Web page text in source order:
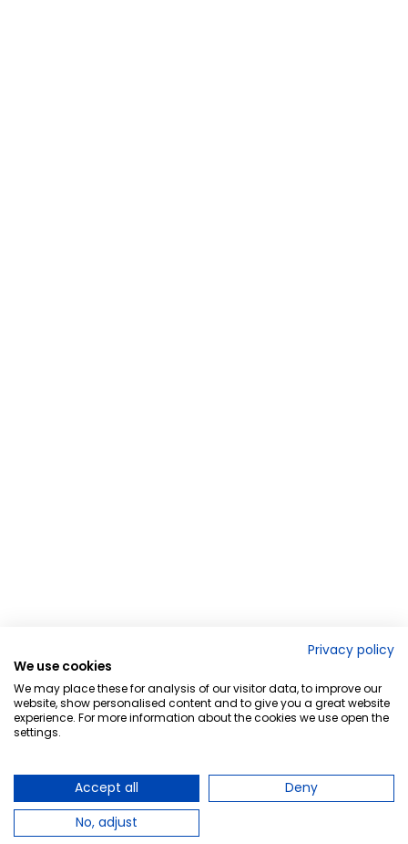
Privacy policy
We use cookies
We may place these for analysis of our visitor data, to improve our
website, show personalised content and to give you a great website
experience. For more information about the cookies we use open the
settings.
Accept all
Deny
No, adjust